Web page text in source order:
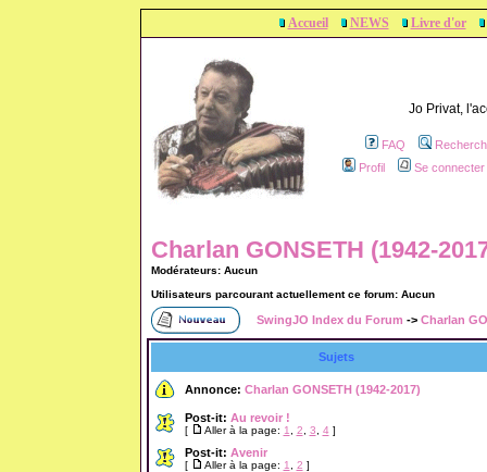
Accueil NEWS Livre d'or
Jo Privat,
FAQ
Profil
Se
Charlan GONSETH (1942-
Modérateurs: Aucun
Utilisateurs parcourant actuellement ce forum: Aucun
SwingJO Index du Forum -> Charlan
Sujets
Annonce: Charlan GONSETH (1942-2017)
Post-it: Au revoir !
[ Aller à la page: 1 2 3 4]
Post-it: Avenir
[ Aller à la page: 1 2 ]